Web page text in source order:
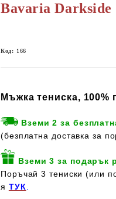
Bavaria Darkside
Код: 166
Мъжка тениска, 100%
Вземи 2 за
(безплатна доставка за
Вземи 3 за подарък
Поръчай 3 тениски (или
я ТУК